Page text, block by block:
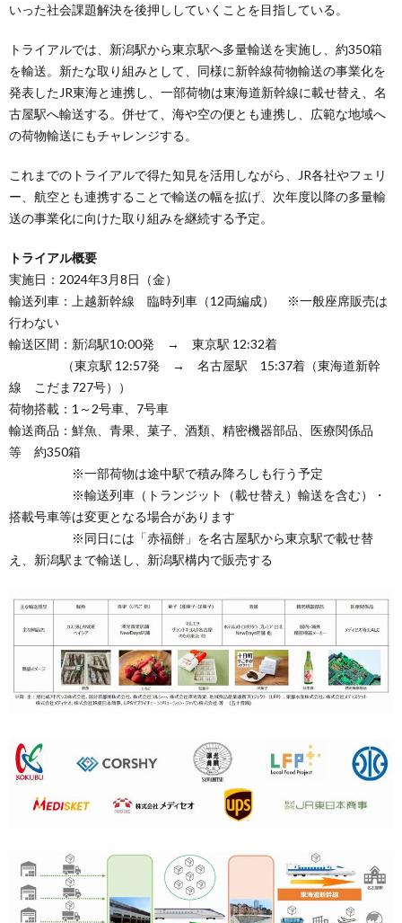
いった社会課題解決を後押ししていくことを目指している。
トライアルでは、新潟駅から東京駅へ多量輸送を実施し、約350箱
を輸送。新たな取り組みとして、同様に新幹線荷物輸送の事業化を
発表したJR東海と連携し、一部荷物は東海道新幹線に載せ替え、名
古屋駅へ輸送する。併せて、海や空の便とも連携し、広範な地域へ
の荷物輸送にもチャレンジする。
これまでのトライアルで得た知見を活用しながら、JR各社やフェリ
ー、航空とも連携することで輸送の幅を拡げ、次年度以降の多量輸
送の事業化に向けた取り組みを継続する予定。
トライアル概要
実施日：2024年3月8日（金）
輸送列車：上越新幹線 臨時列車（12両編成） ※一般座席販売は
行わない
輸送区間：新潟駅10:00発 → 東京駅 12:32着
（東京駅 12:57発 → 名古屋駅 15:37着（東海道新幹
線 こだま727号））
荷物搭載：1～2号車、7号車
輸送商品：鮮魚、青果、菓子、酒類、精密機器部品、医療関係品
等 約350箱
※一部荷物は途中駅で積み降ろしも行う予定
※輸送列車（トランジット（載せ替え）輸送を含む）・
搭載号車等は変更となる場合があります
※同日には「赤福餅」を名古屋駅から東京駅で載せ替
え、新潟駅まで輸送し、新潟駅構内で販売する